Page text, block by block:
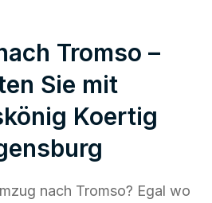
Tromso –
Sie mit
Koertig
nach Tromso? Egal wo